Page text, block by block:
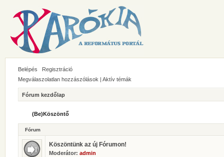
Belépés
Regisztráció
Megválaszolatlan hozzászólások | Aktív témák
Fórum kezdőlap
(Be)Köszöntő
Fórum
Köszöntünk az új Fórumon!
Moderátor: admin